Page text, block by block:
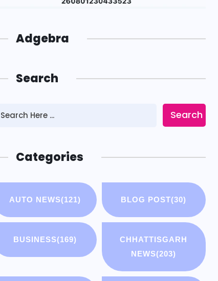
Adgebra
Search
Search
Categories
AUTO NEWS(121) BLOG POST(30)
BUSINESS(169)
CHHATTISGARH
NEWS(203)